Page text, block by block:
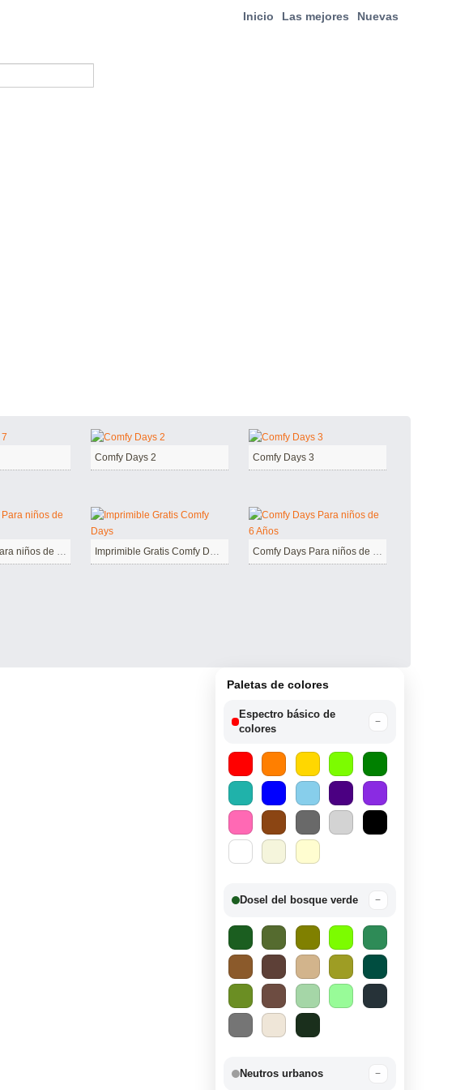
Inicio Las mejores Nuevas
Comfy Days 2 Comfy Days 3
Comfy Days Para niños de 3 Años Imprimible Gratis Comfy Days Comfy Days Para niños de 6 Años
Paletas de colores
Espectro básico de
colores
−
Dosel del bosque verde −
Neutros urbanos −